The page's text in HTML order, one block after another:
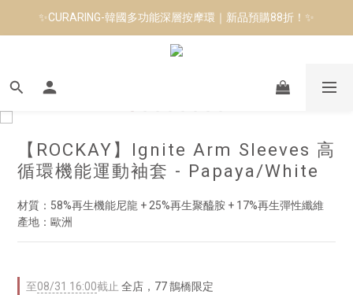
七夕限定 | Manduka Yogitoes2.0鋪巾免費包裝
✨CURARING-韓國多功能深層按摩環｜新品預購88折！✨
Manduka-跟著青蛙去旅行｜快閃第二站-台南
七夕限定 | Manduka Yogitoes2.0鋪巾免費包裝
【ROCKAY】Ignite Arm Sleeves 高
循環機能運動袖套 - Papaya/White
材質：58%再生機能尼龍 + 25%再生聚醯胺 + 17%再生彈性纖維
產地：歐洲
至08/31 16:00截止 全店，77 鵲橋限定